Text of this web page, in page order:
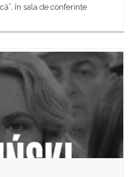
în sala de conferințe